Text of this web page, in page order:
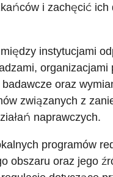
i zachęcić ich
instytucjami
oraz
związanych z
naprawczych.
programów
obszaru oraz jego